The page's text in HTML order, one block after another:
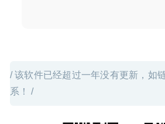
/ 该软件已经超过一年没有更新，如
系！ /